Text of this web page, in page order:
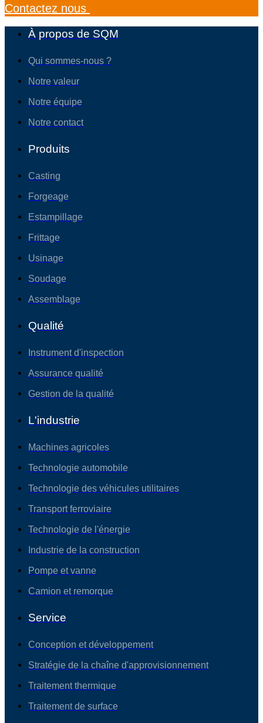
Contactez nous
À propos de SQM
Qui sommes-nous ?
Notre valeur
Notre équipe
Notre contact
Produits
Casting
Forgeage
Estampillage
Frittage
Usinage
Soudage
Assemblage
Qualité
Instrument d'inspection
Assurance qualité
Gestion de la qualité
L'industrie
Machines agricoles
Technologie automobile
Technologie des véhicules utilitaires
Transport ferroviaire
Technologie de l'énergie
Industrie de la construction
Pompe et vanne
Camion et remorque
Service
Conception et développement
Stratégie de la chaîne d'approvisionnement
Traitement thermique
Traitement de surface